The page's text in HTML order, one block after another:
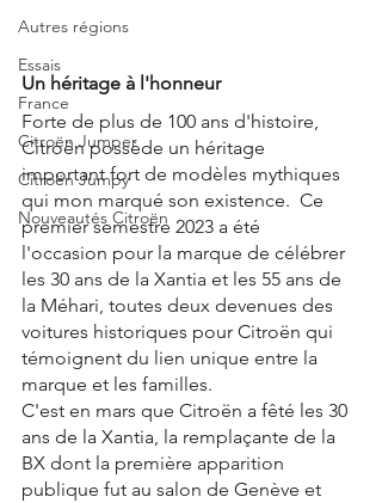
Autres régions
Essais
France
Citroën Jumper
Citroën Jumpy
Nouveautés Citroën
Un héritage à l'honneur
Forte de plus de 100 ans d'histoire,
Citroën possède un héritage
important fort de modèles mythiques
qui mon marqué son existence.  Ce
premier semestre 2023 a été
l'occasion pour la marque de célébrer
les 30 ans de la Xantia et les 55 ans de
la Méhari, toutes deux devenues des
voitures historiques pour Citroën qui
témoignent du lien unique entre la
marque et les familles.
C'est en mars que Citroën a fêté les 30
ans de la Xantia, la remplaçante de la
BX dont la première apparition
publique fut au salon de Genève et